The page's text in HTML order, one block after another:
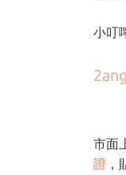
小叮
市面
證